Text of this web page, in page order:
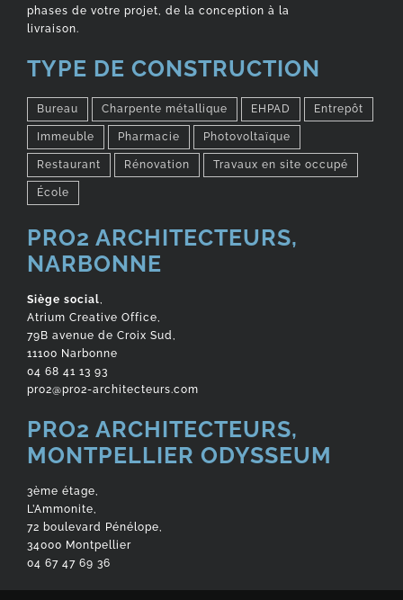
phases de votre projet, de la conception à la
livraison.
TYPE DE CONSTRUCTION
Bureau Charpente métallique EHPAD Entrepôt
Immeuble Pharmacie Photovoltaïque
Restaurant Rénovation Travaux en site occupé
École
PRO2 ARCHITECTEURS,
NARBONNE
Siège social
Atrium Creative Office,
79B avenue de Croix Sud,
11100 Narbonne
04 68 41 13 93
pro2@pro2-architecteurs.com
PRO2 ARCHITECTEURS,
MONTPELLIER ODYSSEUM
3ème étage,
L’Ammonite,
72 boulevard Pénélope,
34000 Montpellier
04 67 47 69 36